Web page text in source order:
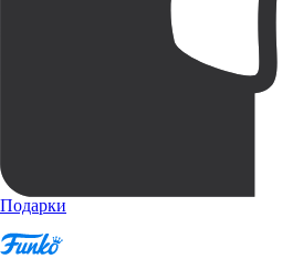
Подарки